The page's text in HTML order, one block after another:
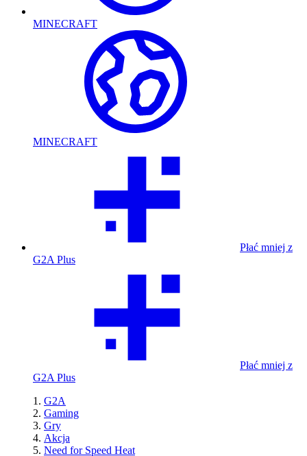
MINECRAFT
MINECRAFT
Płać mniej z
G2A Plus
Płać mniej z
G2A Plus
G2A
Gaming
Gry
Akcja
Need for Speed Heat